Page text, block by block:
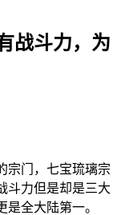
战斗力，为
宗门，七宝琉璃宗
斗力但是却是三大
全大陆第一。